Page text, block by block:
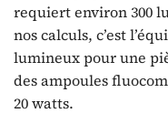
requiert environ 300
nos calculs, c’est
lumineux pour une
des ampoules
20 watts.